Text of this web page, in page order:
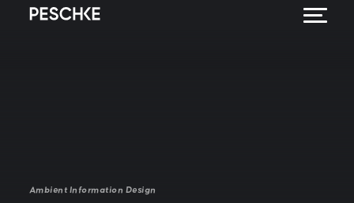
Ambient Information Design